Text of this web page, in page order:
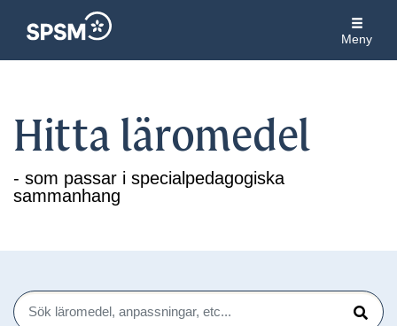
Meny
Hitta läromedel
- som passar i specialpedagogiska
sammanhang
Sök
Sök